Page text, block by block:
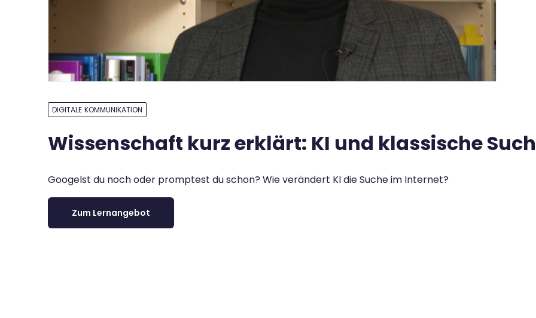
DIGITALE KOMMUNIKATION
Wissenschaft kurz erklärt: KI und klassische
Googelst du noch oder promptest du schon? Wie verändert KI die Suche im Internet?
Zum Lernangebot